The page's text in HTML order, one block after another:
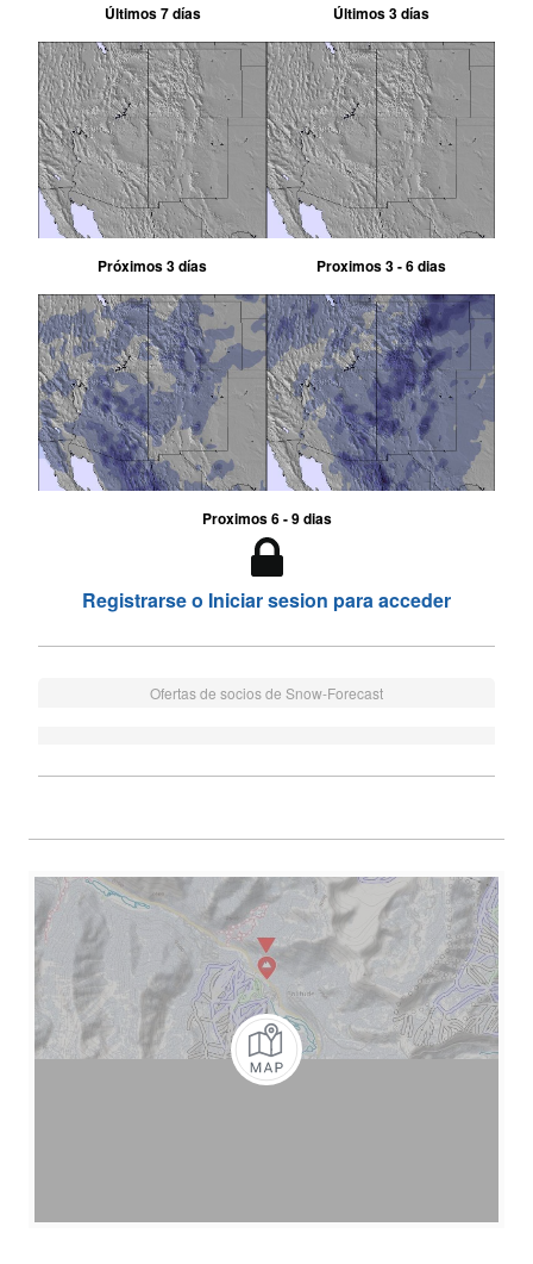
Últimos 7 días Últimos 3 días
Próximos 3 días Proximos 3 - 6 dias
Proximos 6 - 9 dias
Registrarse o Iniciar sesion para acceder
Ofertas de socios de Snow-Forecast